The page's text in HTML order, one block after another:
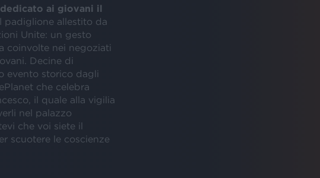
dedicato ai giovani il
padiglione allestito da
Unite: un gesto
coinvolte nei negoziati
Decine di
evento storico dagli
che celebra
il quale alla vigilia
nel palazzo
che voi siete il
scuotere le coscienze